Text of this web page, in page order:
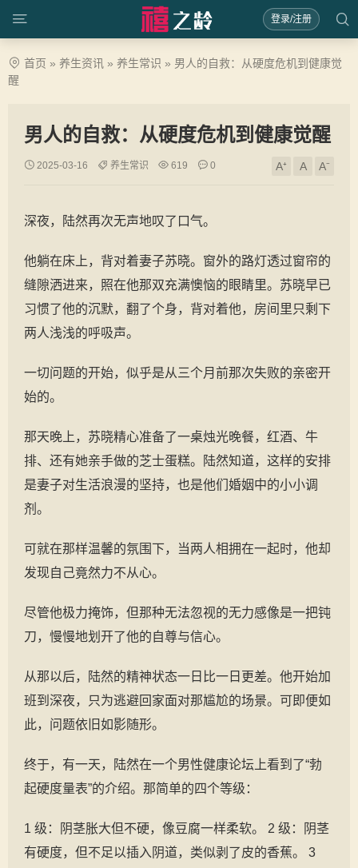
登录/注册
首页 » 养生资讯 » 养生常识 » 男人的自救：从硬度危机到健康觉
醒
男人的自救：从硬度危机到健康觉醒
2025-03-16 养生常识 619 0 A⁺ A A⁻
深夜，陆然再次无声地叹了口气。
他躺在床上，背对着妻子苏晓。窗外的路灯透过窗帘的
缝隙洒进来，照在他那双充满懊恼的眼睛里。苏晓早已
习惯了他的沉默，翻了个身，背对着他，房间里只剩下
两人浅浅的呼吸声。
一切问题的开始，似乎是从三个月前那次失败的亲密开
始的。
那天晚上，苏晓精心准备了一桌烛光晚餐，红酒、牛
排、还有她亲手做的芝士蛋糕。陆然知道，这样的安排
是妻子对生活浪漫的坚持，也是他们婚姻中的小小调
剂。
可就在那样温馨的氛围下，当两人相拥在一起时，他却
发现自己竟然力不从心。
尽管他极力掩饰，但那种无法忽视的无力感像是一把钝
刀，慢慢地划开了他的自尊与信心。
从那以后，陆然的精神状态一日比一日更差。他开始加
班到深夜，只为逃避回家面对那尴尬的场景。可即便如
此，问题依旧如影随形。
终于，有一天，陆然在一个男性健康论坛上看到了“勃
起硬度量表”的介绍。那简单的四个等级：
1 级：阴茎胀大但不硬，像豆腐一样柔软。 2 级：阴茎
有硬度，但不足以插入阴道，类似剥了皮的香蕉。 3